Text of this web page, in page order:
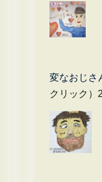
変なおじさ
クリック）